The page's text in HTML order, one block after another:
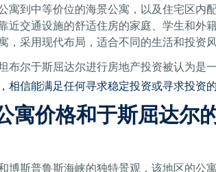
寓到中等价位的海景公寓，以及住宅区内
近交通设施的舒适住房的家庭、学生和外籍
，采用现代布局，适合不同的生活和投资风
尔于斯屈达尔进行房地产投资被认为是
信能满足任何寻求稳定投资或寻求投资的
寓价格和于斯屈达尔
斯普鲁斯海峡的独特景观，该地区的公